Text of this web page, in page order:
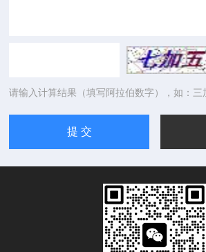
请输入计算结果（填写阿拉伯数字），如：三